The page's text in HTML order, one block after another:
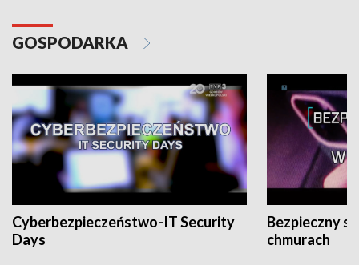
GOSPODARKA
Cyberbezpieczeństwo-IT Security
Days
Bezpieczny
chmurach